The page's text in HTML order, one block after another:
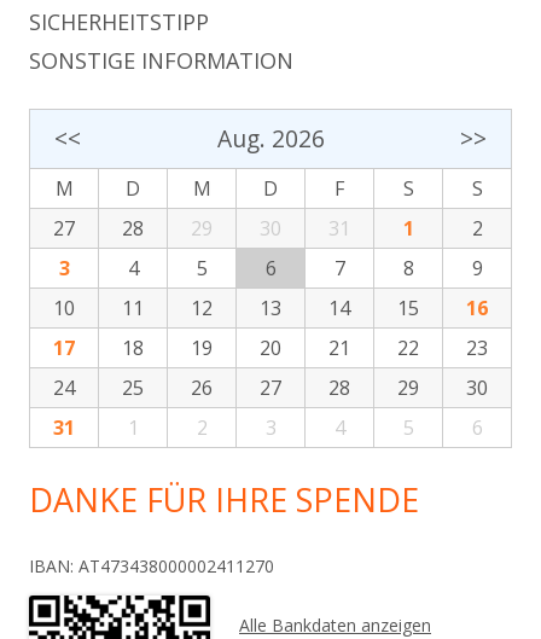
SICHERHEITSTIPP
SONSTIGE INFORMATION
<< Aug. 2026 >>
M D M D F S
S
27
28 29 30 31 1
2
3
4 5 6 7 8
9
10
11 12 13 14 15
16
17
18 19 20 21 22
23
24
25 26 27 28 29
30
31
1 2 3 4 5 6
DANKE FÜR IHRE SPENDE
IBAN: AT473438000002411270
Alle Bankdaten anzeigen